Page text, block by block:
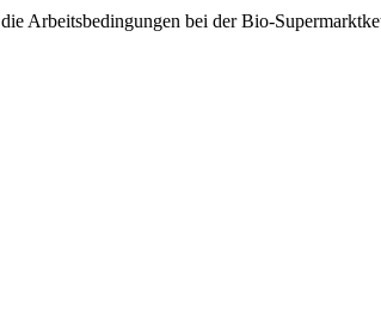
Arbeitsbedingungen bei der Bio-